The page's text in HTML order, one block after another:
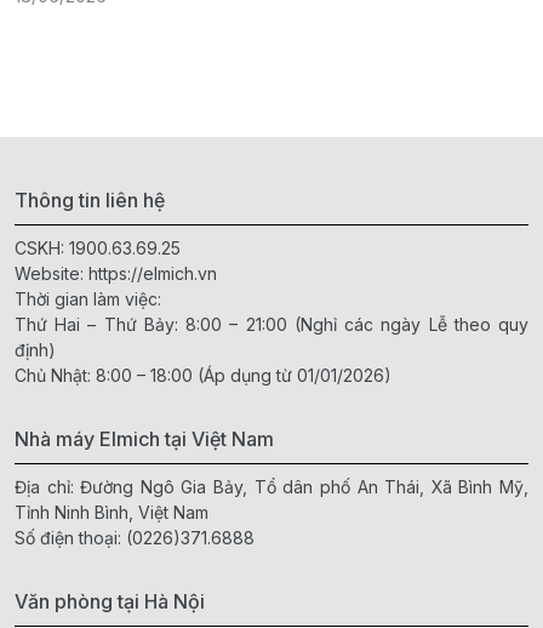
Thông tin liên hệ
CSKH: 1900.63.69.25
Website: https://elmich.vn
Thời gian làm việc:
Thứ Hai – Thứ Bảy: 8:00 – 21:00 (Nghỉ các ngày Lễ theo quy
định)
Chủ Nhật: 8:00 – 18:00 (Áp dụng từ 01/01/2026)
Nhà máy Elmich tại Việt Nam
Địa chỉ: Đường Ngô Gia Bảy, Tổ dân phố An Thái, Xã Bình Mỹ,
Tỉnh Ninh Bình, Việt Nam
Số điện thoại: (0226)371.6888
Văn phòng tại Hà Nội